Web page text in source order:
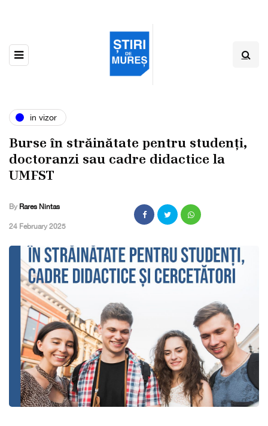
in vizor
Burse în străinătate pentru studenți,
doctoranzi sau cadre didactice la
UMFST
By Rares Nintas
,24 February 2025